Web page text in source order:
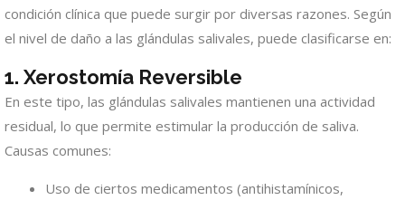
condición clínica que puede surgir por diversas razones. Según
el nivel de daño a las glándulas salivales, puede clasificarse en:
1. Xerostomía Reversible
En este tipo, las glándulas salivales mantienen una actividad
residual, lo que permite estimular la producción de saliva.
Causas comunes:
Uso de ciertos medicamentos (antihistamínicos,